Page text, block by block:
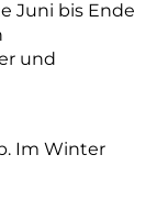
Juni bis Ende
und
Im Winter